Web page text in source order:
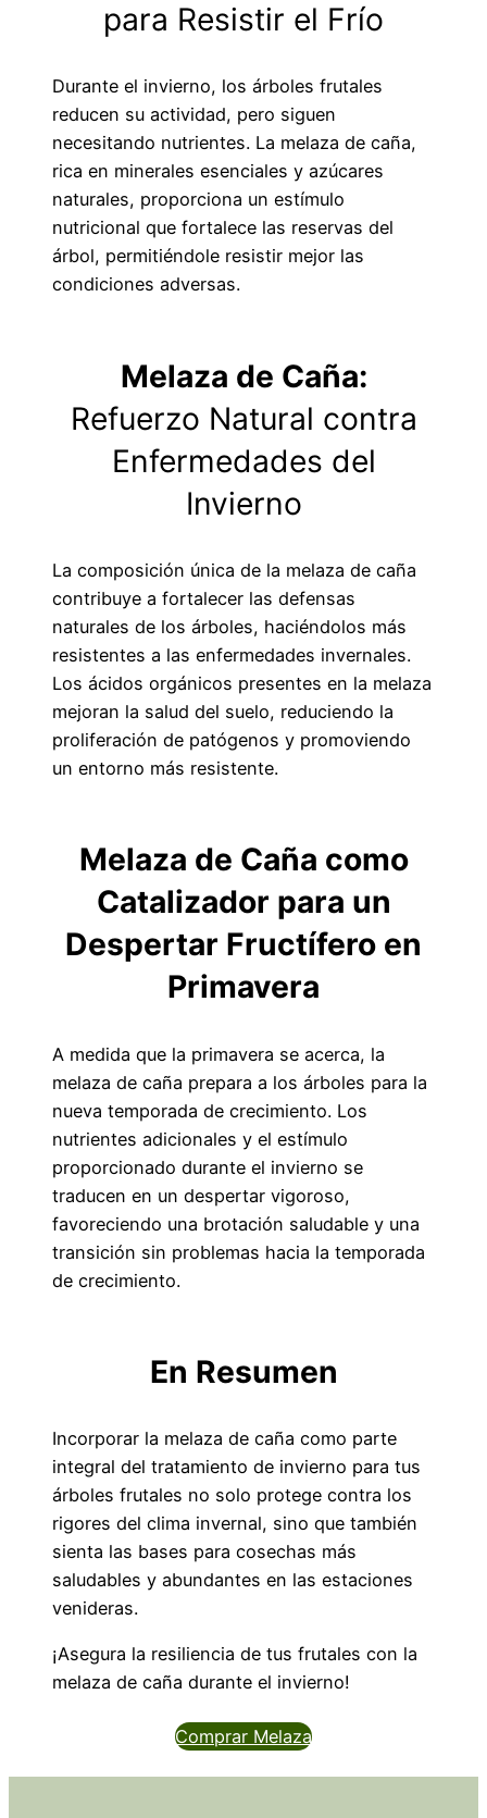
para Resistir el Frío
Durante el invierno, los árboles frutales
reducen su actividad, pero siguen
necesitando nutrientes. La melaza de caña,
rica en minerales esenciales y azúcares
naturales, proporciona un estímulo
nutricional que fortalece las reservas del
árbol, permitiéndole resistir mejor las
condiciones adversas.
Melaza de Caña:
Refuerzo Natural contra
Enfermedades del
Invierno
La composición única de la melaza de caña
contribuye a fortalecer las defensas
naturales de los árboles, haciéndolos más
resistentes a las enfermedades invernales.
Los ácidos orgánicos presentes en la melaza
mejoran la salud del suelo, reduciendo la
proliferación de patógenos y promoviendo
un entorno más resistente.
Melaza de Caña como
Catalizador para un
Despertar Fructífero en
Primavera
A medida que la primavera se acerca, la
melaza de caña prepara a los árboles para la
nueva temporada de crecimiento. Los
nutrientes adicionales y el estímulo
proporcionado durante el invierno se
traducen en un despertar vigoroso,
favoreciendo una brotación saludable y una
transición sin problemas hacia la temporada
de crecimiento.
En Resumen
Incorporar la melaza de caña como parte
integral del tratamiento de invierno para tus
árboles frutales no solo protege contra los
rigores del clima invernal, sino que también
sienta las bases para cosechas más
saludables y abundantes en las estaciones
venideras.
¡Asegura la resiliencia de tus frutales con la
melaza de caña durante el invierno!
Comprar Melaza